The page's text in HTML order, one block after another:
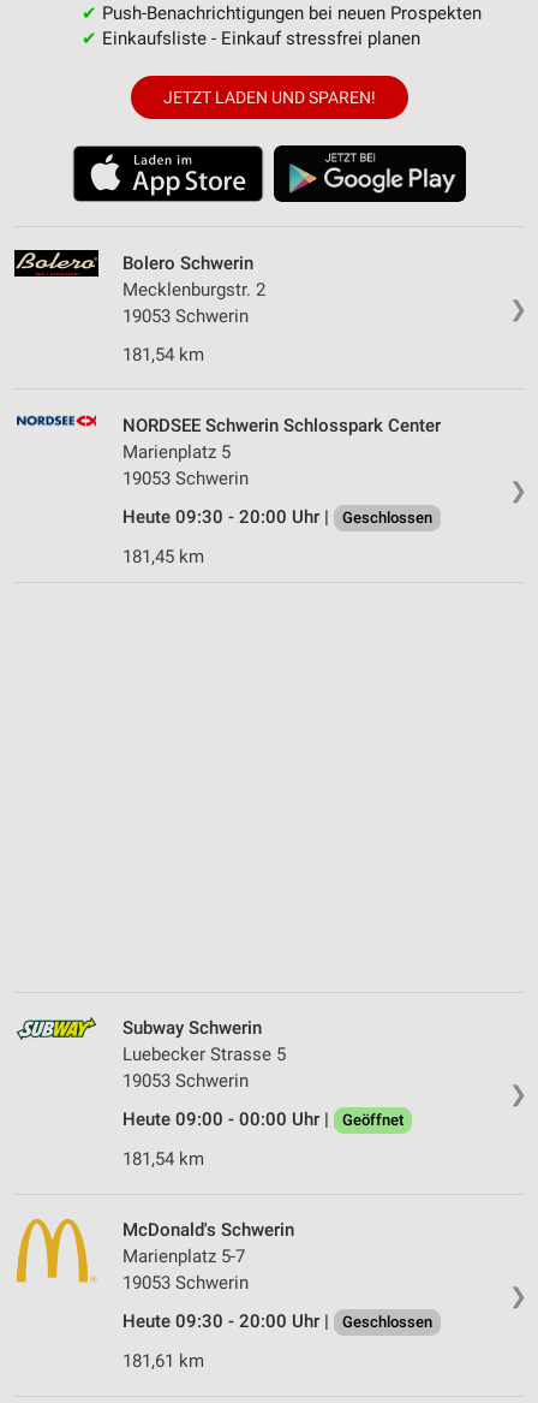
✔ Push-Benachrichtigungen bei neuen Prospekten
✔ Einkaufsliste - Einkauf stressfrei planen
JETZT LADEN UND SPAREN!
❯
Bolero Schwerin
Mecklenburgstr. 2
19053 Schwerin
181,54 km
❯
NORDSEE Schwerin Schlosspark Center
Marienplatz 5
19053 Schwerin
Heute 09:30 - 20:00 Uhr |
Geschlossen
181,45 km
❯
Subway Schwerin
Luebecker Strasse 5
19053 Schwerin
Heute 09:00 - 00:00 Uhr |
Geöffnet
181,54 km
❯
McDonald's Schwerin
Marienplatz 5-7
19053 Schwerin
Heute 09:30 - 20:00 Uhr |
Geschlossen
181,61 km